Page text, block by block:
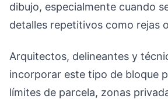
dibujo, especialmente cuando
detalles repetitivos como rejas
Arquitectos, delineantes y
incorporar este tipo de bloque
límites de parcela, zonas